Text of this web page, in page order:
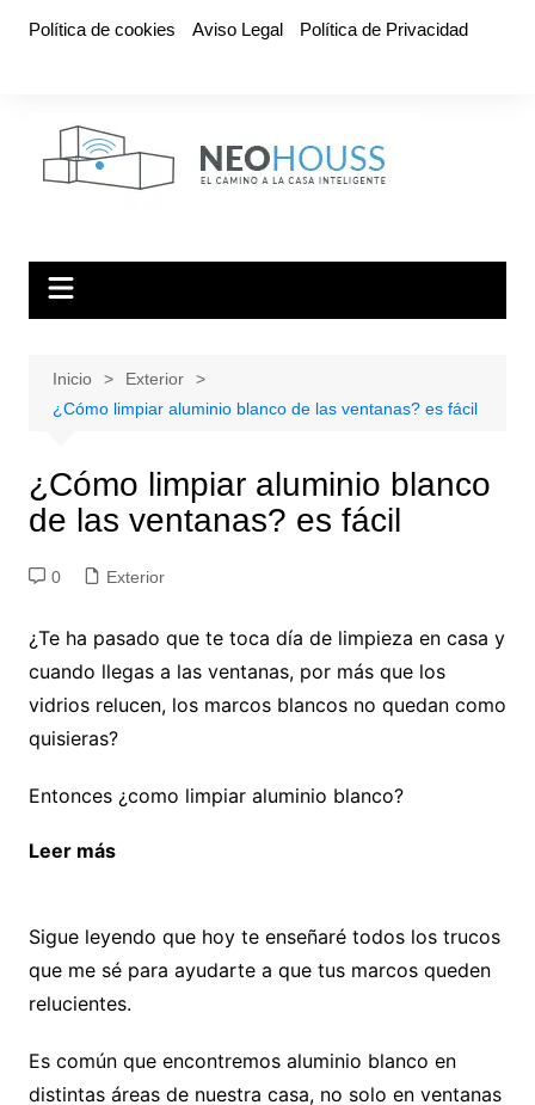
Política de cookies Aviso Legal Política de Privacidad
Inicio
Exterior
¿Cómo limpiar aluminio blanco de las ventanas? es fácil
¿Cómo limpiar aluminio blanco
de las ventanas? es fácil
0 Exterior
¿Te ha pasado que te toca día de limpieza en casa y
cuando llegas a las ventanas, por más que los
vidrios relucen, los marcos blancos no quedan como
quisieras?
Entonces ¿como limpiar aluminio blanco?
Leer más
Sigue leyendo que hoy te enseñaré todos los trucos
que me sé para ayudarte a que tus marcos queden
relucientes.
Es común que encontremos aluminio blanco en
distintas áreas de nuestra casa, no solo en ventanas